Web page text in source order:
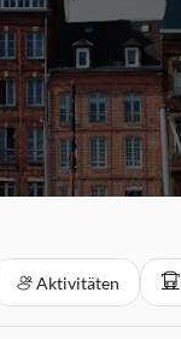
Aktivitäten